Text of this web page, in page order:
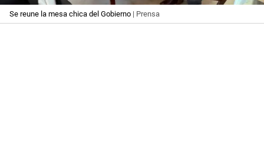
Se reune la mesa chica del Gobierno | Prensa